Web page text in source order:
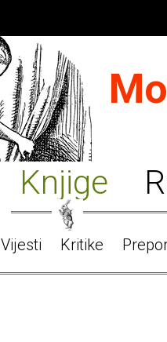
Knjige
Vijesti Kritike